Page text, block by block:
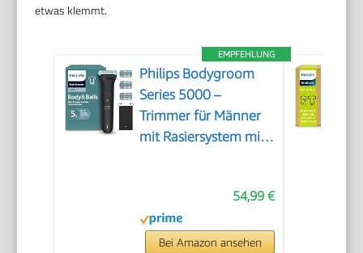
etwas klemmt.
EMPFEHLUNG
Philips Bodygroom
Series 5000 –
Trimmer für Männer
mit Rasiersystem mit
Intimbereich, 100%
duschfest, 100 Min.
Laufzeit, Modell
54,99 €
Bei Amazon ansehen